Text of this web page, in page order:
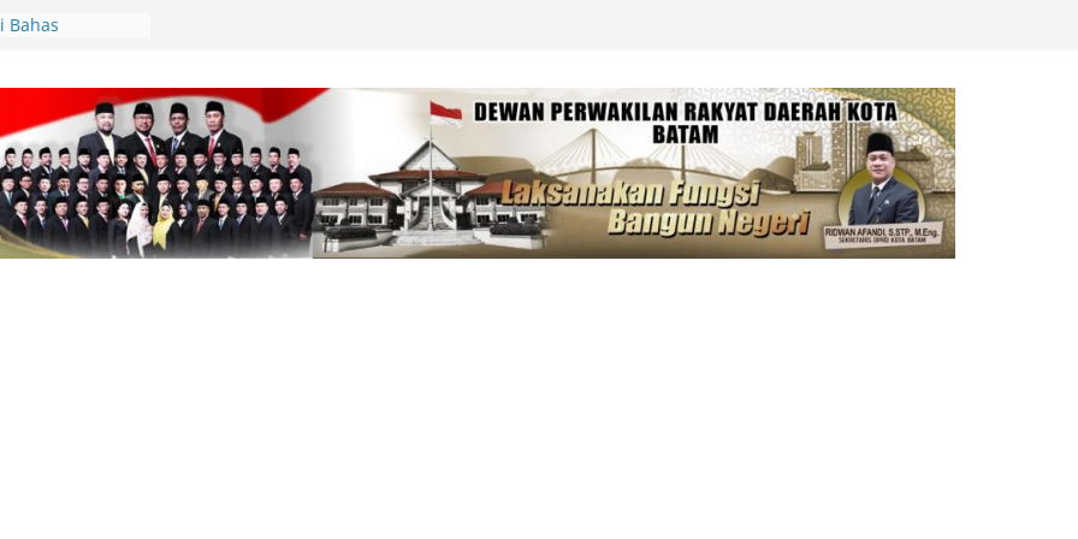
Bahas
Gerakan
Dorong
Cek Kesehatan
Deby Maryanti
Perubahan